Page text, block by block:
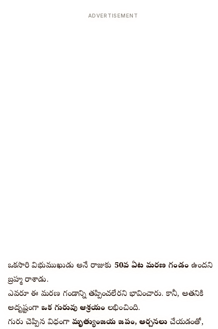
ADVERTISEMENT
ఒకసారి విభుముఖుడు అనే రాజుకు 50వ ఏట మరణ గండంఉందని
బ్రహ్మ రాశాడు.
ఎవరూ ఈ మరణ గండాన్ని తప్పించలేరని భావించారు. కానీ, అతనికి
అదృష్టంగాఒక గురువు ఆశ్రయం లభించింది.
గురువు చెప్పిన విధంగామృత్యుంజయ జపం, అర్చనలు చేయడంతో,